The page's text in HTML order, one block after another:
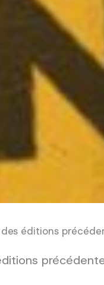
éditions